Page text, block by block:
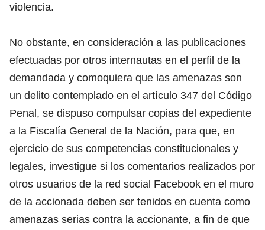
violencia.
No obstante, en consideración a las publicaciones
efectuadas por otros internautas en el perfil de la
demandada y comoquiera que las amenazas son
un delito contemplado en el artículo 347 del Código
Penal, se dispuso compulsar copias del expediente
a la Fiscalía General de la Nación, para que, en
ejercicio de sus competencias constitucionales y
legales, investigue si los comentarios realizados por
otros usuarios de la red social Facebook en el muro
de la accionada deben ser tenidos en cuenta como
amenazas serias contra la accionante, a fin de que